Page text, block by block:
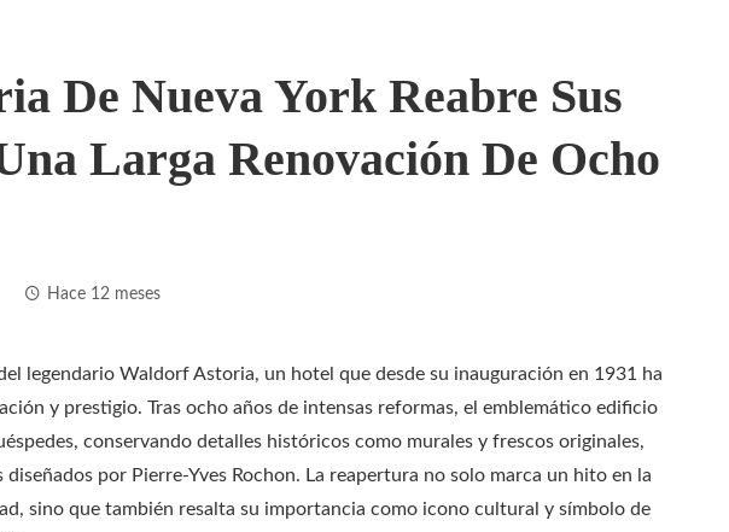
De Nueva York Reabre Sus
Larga Renovación De Ocho
Hace 12 meses
legendario Waldorf Astoria, un hotel que desde su inauguración en 1931 ha
y prestigio. Tras ocho años de intensas reformas, el emblemático edificio
conservando detalles históricos como murales y frescos originales,
por Pierre-Yves Rochon. La reapertura no solo marca un hito en la
sino que también resalta su importancia como icono cultural y símbolo de